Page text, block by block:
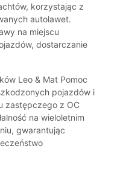
korzystając z
autolawet.
na miejscu
dostarczanie
Leo & Mat Pomoc
pojazdów i
zastępczego z OC
na wieloletnim
gwarantując